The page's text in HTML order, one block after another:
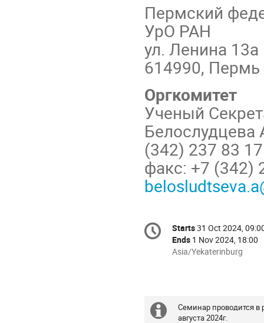
Пермский
УрО РАН
ул. Ленина 13а
614990, Пермь
Оргкомитет
Ученый
Белослудцева
(342) 237 83
факс: +7 (342)
Conference
information
Date/Time
Starts31 Oct 2024,
Ends 1 Nov 2024, 18:00
All
Asia/Yekaterinburg
Extra
Семинар проводится в
августа 2024г.